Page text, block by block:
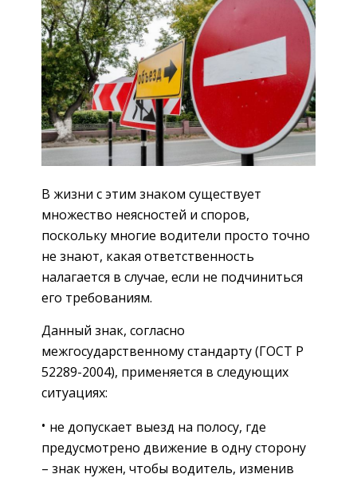
В жизни с этим знаком существует
множество неясностей и споров,
поскольку многие водители просто точно
не знают, какая ответственность
налагается в случае, если не подчиниться
его требованиям.
Данный знак, согласно
межгосударственному стандарту (ГОСТ Р
52289-2004), применяется в следующих
ситуациях:
не допускает выезд на полосу, где
предусмотрено движение в одну сторону
– знак нужен, чтобы водитель, изменив